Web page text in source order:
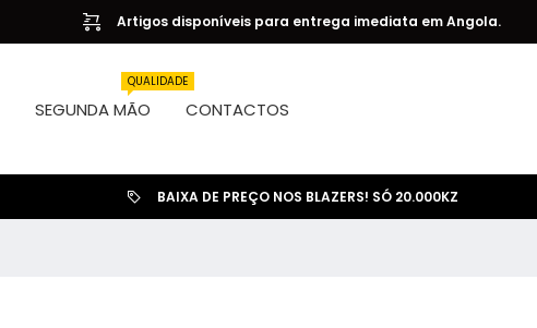
Artigos disponíveis para entrega imediata em Angola.
SEGUNDA MÃO
QUALIDADE
CONTACTOS
BAIXA DE PREÇO NOS BLAZERS! SÓ 20.000KZ